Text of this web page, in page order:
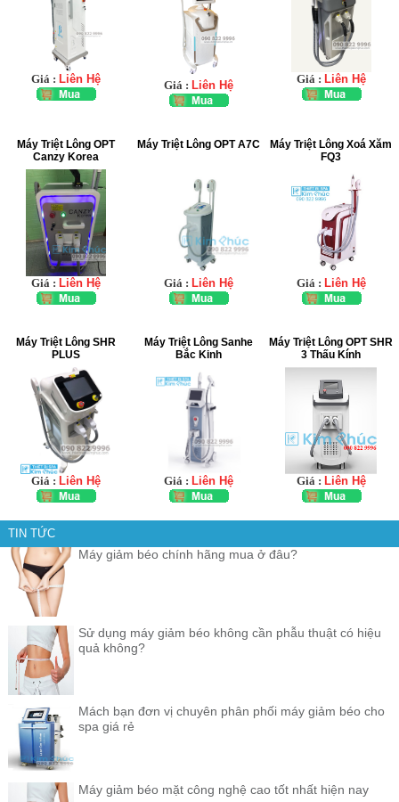
Giá : Liên Hệ Giá : Liên Hệ Giá : Liên Hệ
Máy Triệt Lông OPT
Canzy Korea
Giá : Liên Hệ
Máy Triệt Lông OPT A7C
Giá : Liên Hệ
Máy Triệt Lông Xoá Xăm
FQ3
Giá : Liên Hệ
Máy Triệt Lông SHR
PLUS
Giá : Liên Hệ
Máy Triệt Lông Sanhe
Bắc Kinh
Giá : Liên Hệ
Máy Triệt Lông OPT SHR
3 Thấu Kính
Giá : Liên Hệ
TIN TỨC
Máy giảm béo chính hãng mua ở đâu?
Sử dụng máy giảm béo không cần phẫu thuật có hiệu
quả không?
Mách bạn đơn vị chuyên phân phối máy giảm béo cho
spa giá rẻ
Máy giảm béo mặt công nghệ cao tốt nhất hiện nay